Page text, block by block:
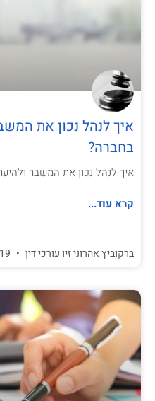
איך לנהל נכון את
בחברה?
איך לנהל נכון את המשבר
קרא עוד...
ברקוביץ אהרוני זיו עורכי דין